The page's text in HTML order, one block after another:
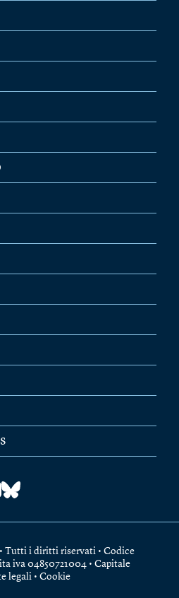
Tutti i diritti riservati • Codice
iva 04850721004 • Capitale
legali • Cookie